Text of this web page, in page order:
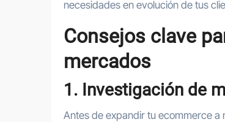
necesidades en evolución de tus
Consejos clave
mercados
1. Investigación de
Antes de expandir tu ecommerce a